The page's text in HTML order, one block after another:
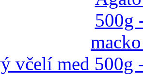
včelí med 500g